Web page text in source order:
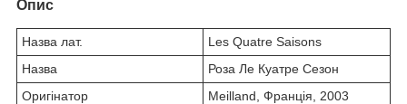
Опис
Назва лат.
Les Quatre Saisons
Назва
Роза Ле Куатре Сезон
Оригінатор
Meilland, Франція, 2003